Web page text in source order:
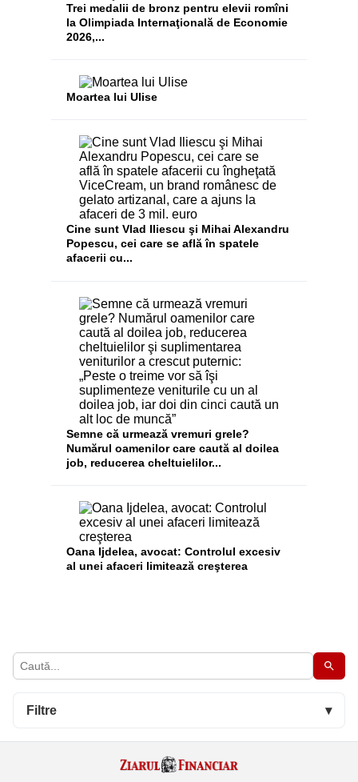
Filtre ▾
Trei medalii de bronz pentru elevii romîni
la Olimpiada Internaţională de Economie
2026,...
Moartea lui Ulise
Cine sunt Vlad Iliescu şi Mihai Alexandru
Popescu, cei care se află în spatele
afacerii cu...
Semne că urmează vremuri grele?
Numărul oamenilor care caută al doilea
job, reducerea cheltuielilor...
Oana Ijdelea, avocat: Controlul excesiv
al unei afaceri limitează creşterea